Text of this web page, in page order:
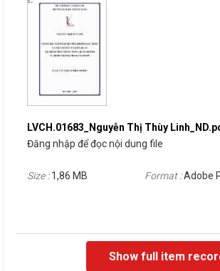
LVCH.01683_Nguyễn Thị Thùy
Đăng nhập để đọc nội dung file
Size :1,86 MB Format :Adobe
Show full item